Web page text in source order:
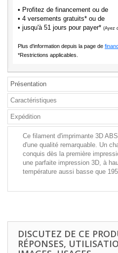
• Profitez de financement ou de
• 4 versements gratuits* ou de
• jusqu'à 51 jours pour payer* (Ayez
Plus d'information depuis la page de
*Restrictions applicables.
Présentation
Caractéristiques
Expédition
Ce filament d'imprimante 3D
d'une qualité remarquable. Un
conquis dès la première
une parfaite impression 3D, à
température aussi basse que
DISCUTEZ DE CE
RÉPONSES,